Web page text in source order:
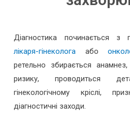
Діагностика починається з
лікаря-гінеколога або
ретельно збирається
ризику, проводиться
гінекологічному кріслі,
діагностичні заходи.